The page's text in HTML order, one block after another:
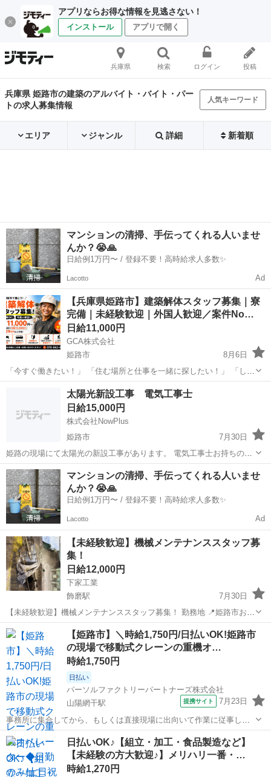
アプリならお得な情報を見逃さない！
インストール アプリで開く
兵庫県 検索 ログイン 投稿
兵庫県 姫路市の建築のアルバイト・バイト・パー
トの求人募集情報
人気キーワード
エリア ジャンル 詳細 新着順
マンションの清掃、手伝ってくれる人いませ
んか？😭🙏
日給例1万円〜 / 登録不要！高時給求人多数✨
Lacotto Ad
【兵庫県姫路市】建築解体スタッフ募集｜寮
完備｜未経験歓迎｜外国人歓迎／案件No…
日給11,000円
GCA株式会社
姫路市
8月6日
「今すぐ働きたい！」 「住む場所と仕事を一緒に探したい！」 「しっ
かり稼ぎたい！」 そんなあなたの新しいスタートを応援します！ 【案
件No.006】 ■勤務地 兵庫県姫路市 JR神戸...
その他 スタッフ
太陽光新設工事 電気工事士
日給15,000円
株式会社NowPlus
姫路市
7月30日
姫路の現場にて太陽光の新設工事があります。 電気工事士お持ちの方
大募集しております。 お話だけでも大丈夫です！ ご連絡お待ちしてお
ります。 松田 090-2020-2020
兵庫 姫路市 太陽光
マンションの清掃、手伝ってくれる人いませ
んか？😭🙏
日給例1万円〜 / 登録不要！高時給求人多数✨
Lacotto Ad
【未経験歓迎】機械メンテナンススタッフ募
集！
日給12,000円
下家工業
飾磨駅
7月30日
【未経験歓迎】機械メンテナンススタッフ募集！ 勤務地 📍姫路市およ
び近郊の現場 勤務時間 ⏰ 8:00～17:00 ※現場により残業・夜勤あり
給与 • 未経験：日給12,000円～ • 経験者：日給13000円～ ...
兵庫 飾磨駅 その他 スタッフ
【姫路市】＼時給1,750円/日払いOK!姫路市
の現場で移動式クレーンの重機オ…
時給1,750円
日払い
パーソルファクトリーパートナーズ株式会社
山陽網干駅
提携サイト 7月23日
事務所に集合してから、もしくは直接現場に出向いて作業に従事して
いただきます。重機オペレーターとして移動式クレーン作業を担当い
ただきます。1つの現場が終了したら次の現場へ、という感じで勤務地
は一定ではありませんが、姫路〜明石エ...
兵庫 姫路市 山陽網干駅 その他
日払いOK♪【組立・加工・食品製造など】
【未経験の方大歓迎♪】メリハリ一番・…
時給1,270円